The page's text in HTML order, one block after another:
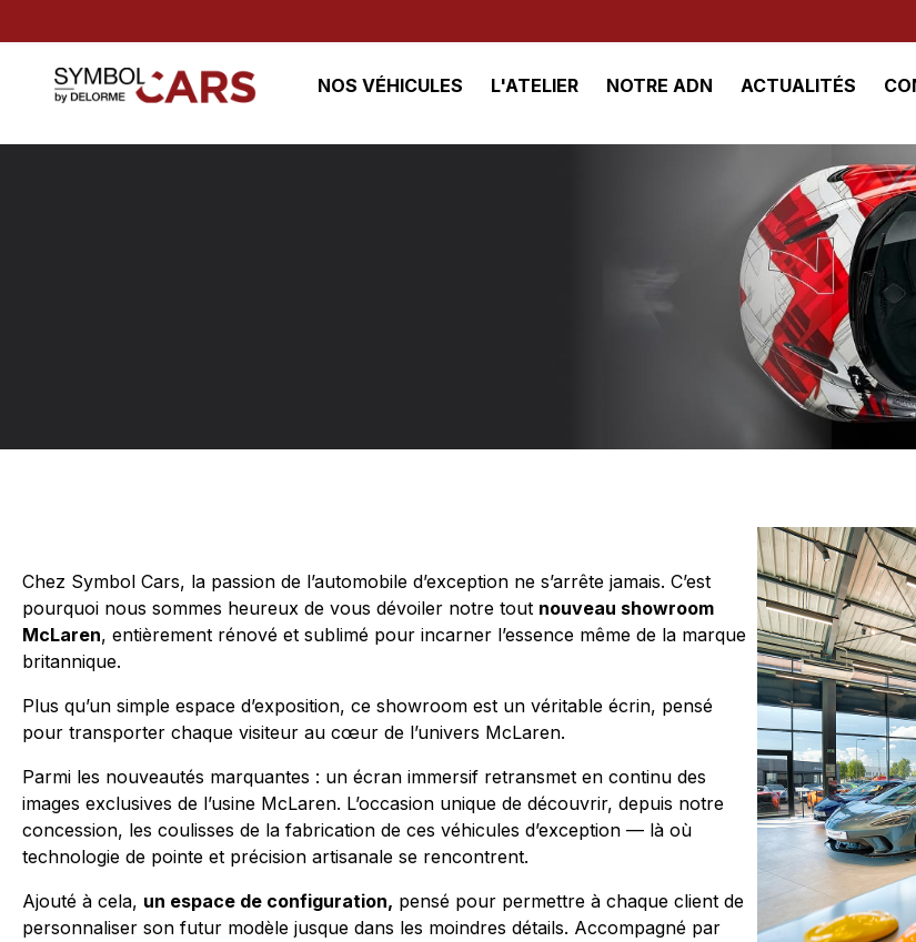
NOS VÉHICULES L'ATELIER NOTRE ADN ACTUALITÉS
Chez Symbol Cars, la passion de l’automobile d’exception ne s’arrête jamais. C’est
pourquoi nous sommes heureux de vous dévoiler notre tout nouveau showroom
McLaren, entièrement rénové et sublimé pour incarner l’essence même de la marque
britannique.
Plus qu’un simple espace d’exposition, ce showroom est un véritable écrin, pensé
pour transporter chaque visiteur au cœur de l’univers McLaren.
Parmi les nouveautés marquantes : un écran immersif retransmet en continu des
images exclusives de l’usine McLaren. L’occasion unique de découvrir, depuis notre
concession, les coulisses de la fabrication de ces véhicules d’exception — là où
technologie de pointe et précision artisanale se rencontrent.
Ajouté à cela, un espace de configuration, pensé pour permettre à chaque client de
personnaliser son futur modèle jusque dans les moindres détails. Accompagné par